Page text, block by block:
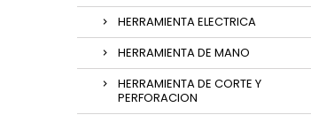
HERRAMIENTA ELECTRICA
HERRAMIENTA DE MANO
HERRAMIENTA DE CORTE Y
PERFORACION